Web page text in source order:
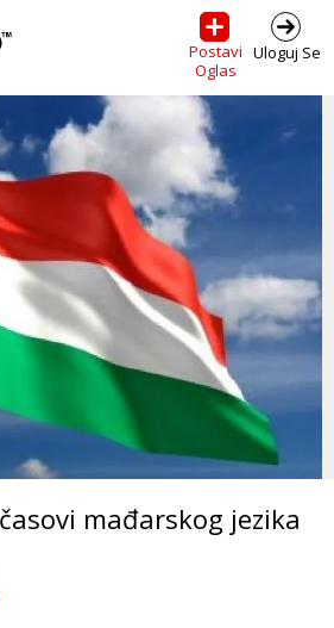
Postavi
Oglas
Uloguj Se
mađarskog jezika